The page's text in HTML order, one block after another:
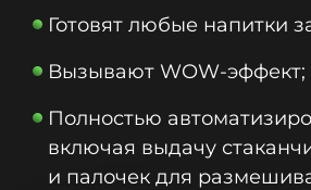
Готовят любые напитки
Вызывают WOW-эффект;
Полностью
включая выдачу
и палочек для